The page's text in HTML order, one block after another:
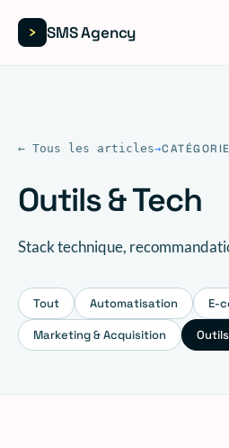
SMS Agency
← Tous les articles→CATÉGORIE
Outils & Tech
Stack technique,
Tout Automatisation E-
Marketing & Acquisition